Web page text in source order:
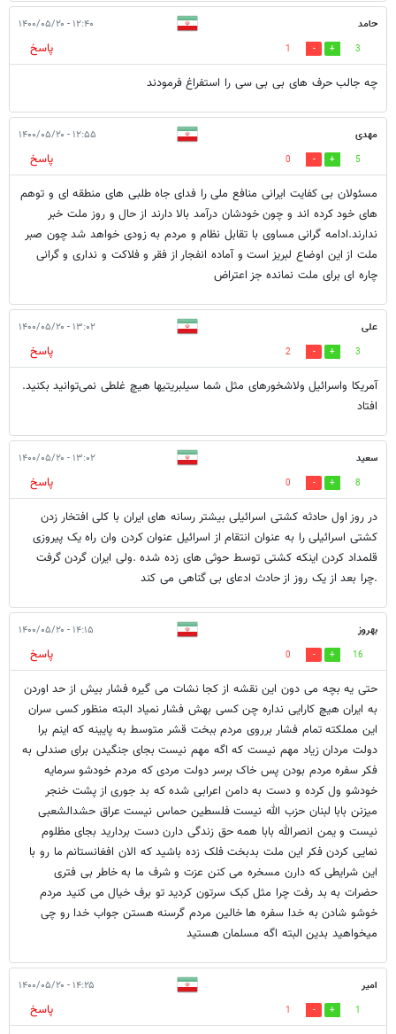
حامد ۱۲:۴۰ - ۱۴۰۰/۰۵/۲۰
3
1
پاسخ
چه جالب حرف های بی بی سی را استفراغ فرمودند
مهدی ۱۲:۵۵ - ۱۴۰۰/۰۵/۲۰
5
0
پاسخ
مسئولان بی کفایت ایرانی منافع ملی را فدای جاه طلبی های منطقه ای و توهم
های خود کرده اند و چون خودشان درآمد بالا دارند از حال و روز ملت خبر
ندارند.ادامه گرانی مساوی با تقابل نظام و مردم به زودی خواهد شد چون صبر
ملت از این اوضاع لبریز است و آماده انفجار از فقر و فلاکت و نداری و گرانی
چاره ای برای ملت نمانده جز اعتراض
علی ۱۳:۰۲ - ۱۴۰۰/۰۵/۲۰
3
2
پاسخ
آمریکا واسرائیل ولاشخورهای مثل شما سیلبریتیها هیچ غلطی نمی‌توانید بکنید.
افتاد
سعید ۱۳:۰۲ - ۱۴۰۰/۰۵/۲۰
8
0
پاسخ
در روز اول حادثه کشتی اسرائیلی بیشتر رسانه های ایران با کلی افتخار زدن
کشتی اسرائیلی را به عنوان انتقام از اسرائیل عنوان کردن وان راه یک پیروزی
قلمداد کردن اینکه کشتی توسط حوثی های زده شده .ولی ایران گردن گرفت
.چرا بعد از یک روز از حادث ادعای بی گناهی می کند
بهروز ۱۴:۱۵ - ۱۴۰۰/۰۵/۲۰
16
0
پاسخ
حتی یه بچه می دون این نقشه از کجا نشات می گیره فشار بیش از حد اوردن
به ایران هیچ کارایی نداره چن کسی بهش فشار نمیاد البته منظور کسی سران
این مملکته تمام فشار برروی مردم ببخت قشر متوسط به پایینه که اینم برا
دولت مردان زیاد مهم نیست که اگه مهم نیست بجای جنگیدن برای صندلی به
فکر سفره مردم بودن پس خاک برسر دولت مردی که مردم خودشو سرمایه
خودشو ول کرده و دست به دامن اعرابی شده که بد جوری از پشت خنجر
میزنن بابا لبنان حزب الله نیست فلسطین حماس نیست عراق حشدالشعبی
نیست و یمن انصرالله بابا همه حق زندگی دارن دست بردارید بجای مظلوم
نمایی کردن فکر این ملت بدبخت فلک زده باشید که الان افغانستانم ما رو با
این شرایطی که دارن مسخره می کنن عزت و شرف ما به خاطر بی فتری
حضرات به بد رفت چرا مثل کبک سرتون کردید تو برف خیال می کنید مردم
خوشو شادن به خدا سفره ها خالین مردم گرسنه هستن جواب خدا رو چی
میخواهید بدین البته اگه مسلمان هستید
امیر ۱۴:۲۵ - ۱۴۰۰/۰۵/۲۰
1
1
پاسخ